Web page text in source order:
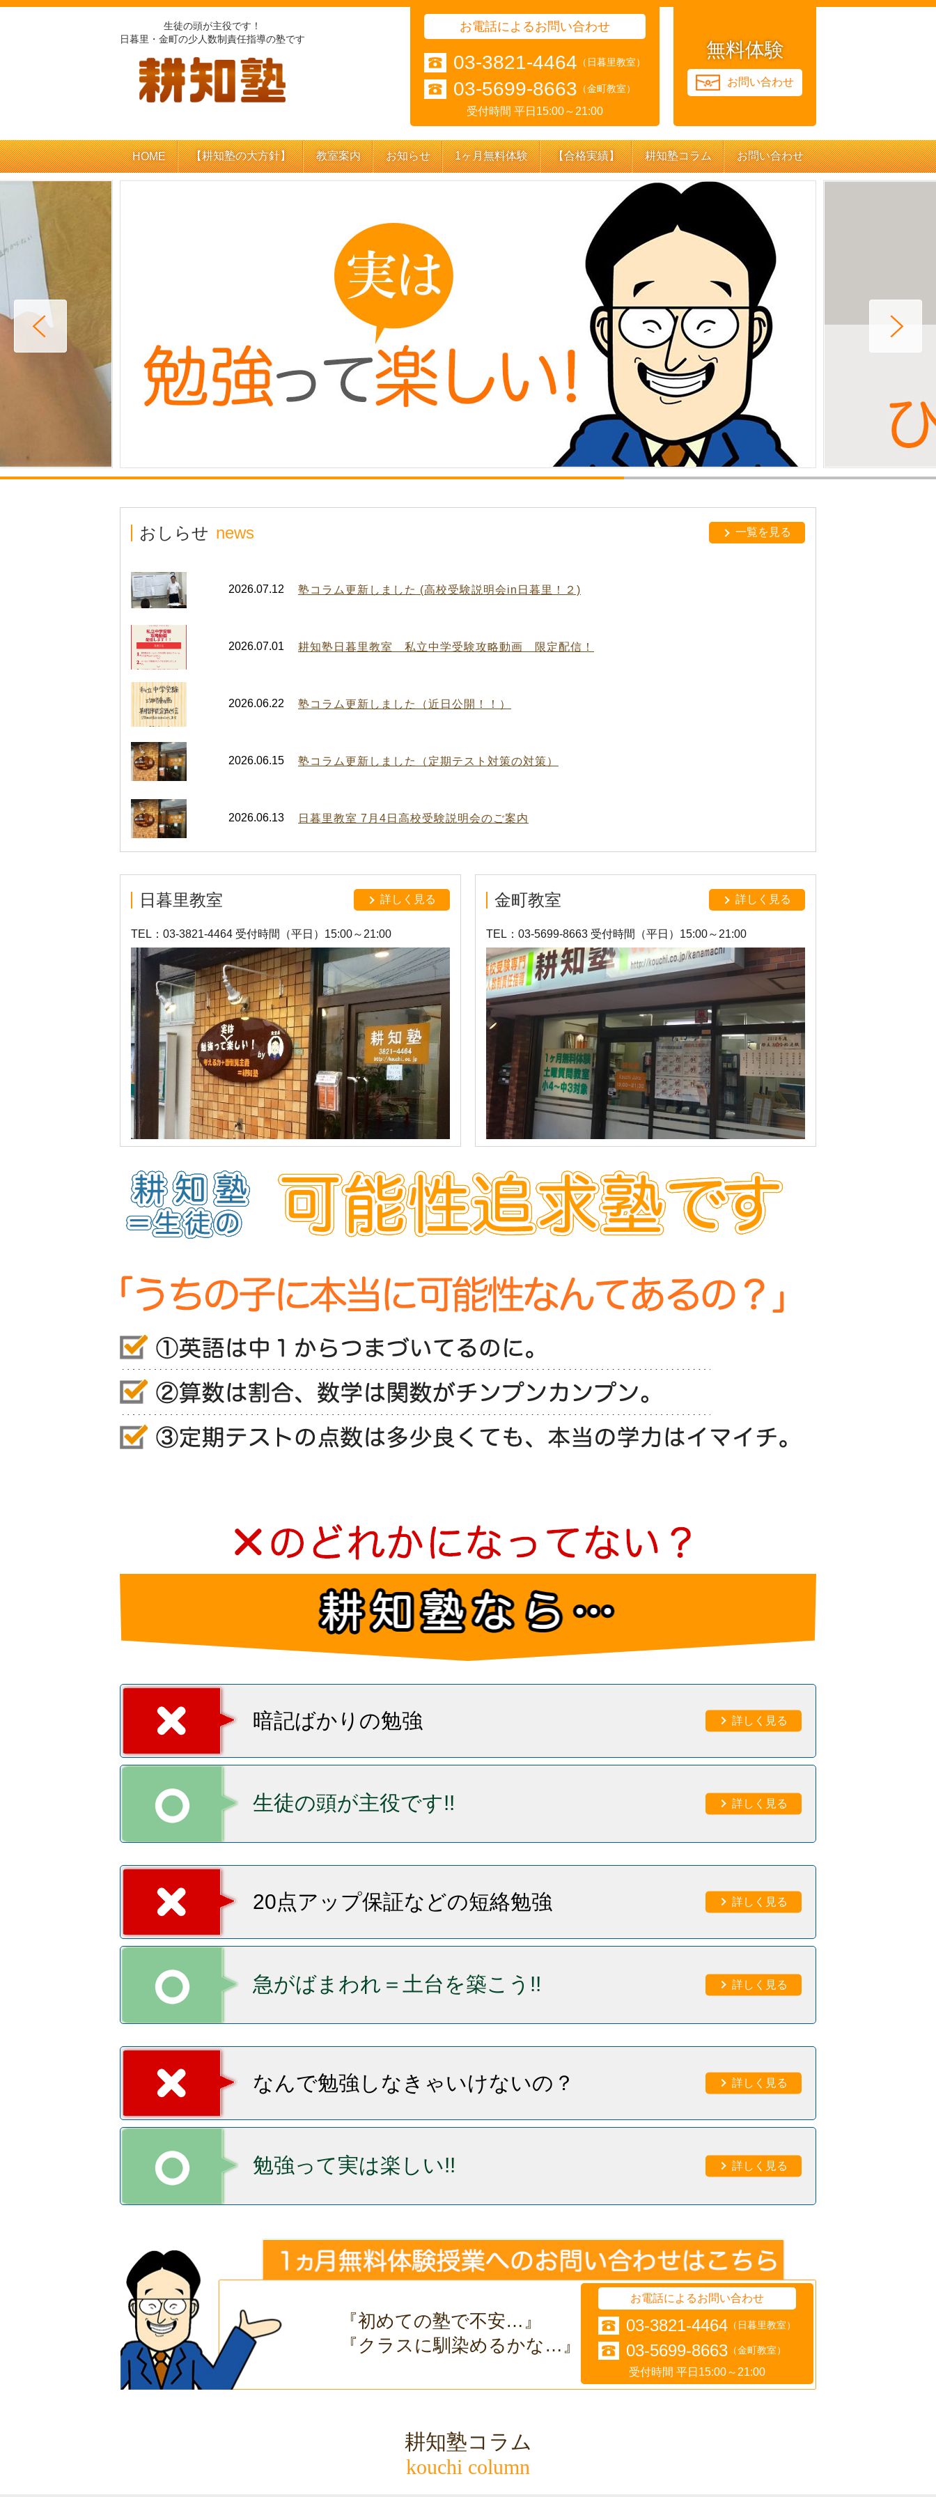
生徒の頭が主役です！
日暮里・金町の少人数制責任指導の塾です
お電話によるお問い合わせ
03-3821-4464 （日暮里教室）
03-5699-8663 （金町教室）
受付時間 平日15:00～21:00
無料体験
お問い合わせ
HOME 【耕知塾の大方針】 教室案内 お知らせ 1ヶ月無料体験 【合格実績】 耕知塾コラム お問い合わせ
おしらせ news 一覧を見る
2026.07.12 塾コラム更新しました (高校受験説明会in日暮里！２)
2026.07.01 耕知塾日暮里教室 私立中学受験攻略動画 限定配信！
2026.06.22 塾コラム更新しました（近日公開！！）
2026.06.15 塾コラム更新しました（定期テスト対策の対策）
2026.06.13 日暮里教室 7月4日高校受験説明会のご案内
日暮里教室 詳しく見る
TEL：03-3821-4464 受付時間（平日）15:00～21:00
金町教室 詳しく見る
TEL：03-5699-8663 受付時間（平日）15:00～21:00
暗記ばかりの勉強 詳しく見る
生徒の頭が主役です!! 詳しく見る
20点アップ保証などの短絡勉強 詳しく見る
急がばまわれ＝土台を築こう!! 詳しく見る
なんで勉強しなきゃいけないの？ 詳しく見る
勉強って実は楽しい!! 詳しく見る
『初めての塾で不安…』
『クラスに馴染めるかな…』
お電話によるお問い合わせ
03-3821-4464 （日暮里教室）
03-5699-8663 （金町教室）
受付時間 平日15:00～21:00
耕知塾コラム
kouchi column